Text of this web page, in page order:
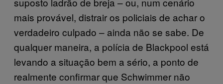
mais provável, distrair os policiais de achar o
verdadeiro culpado – ainda não se sabe. De
qualquer maneira, a polícia de Blackpool está
levando a situação bem a sério, a ponto de
realmente confirmar que Schwimmer não